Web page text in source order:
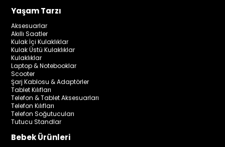
Yaşam Tarzı
Aksesuarlar
Akıllı Saatler
Kulak İçi Kulaklıklar
Kulak Üstü Kulaklıklar
Kulaklıklar
Laptop & Notebooklar
Scooter
Şarj Kablosu & Adaptörler
Tablet Kılıfları
Telefon & Tablet Aksesuarları
Telefon Kılıfları
Telefon Soğutucuları
Tutucu Standlar
Bebek Ürünleri